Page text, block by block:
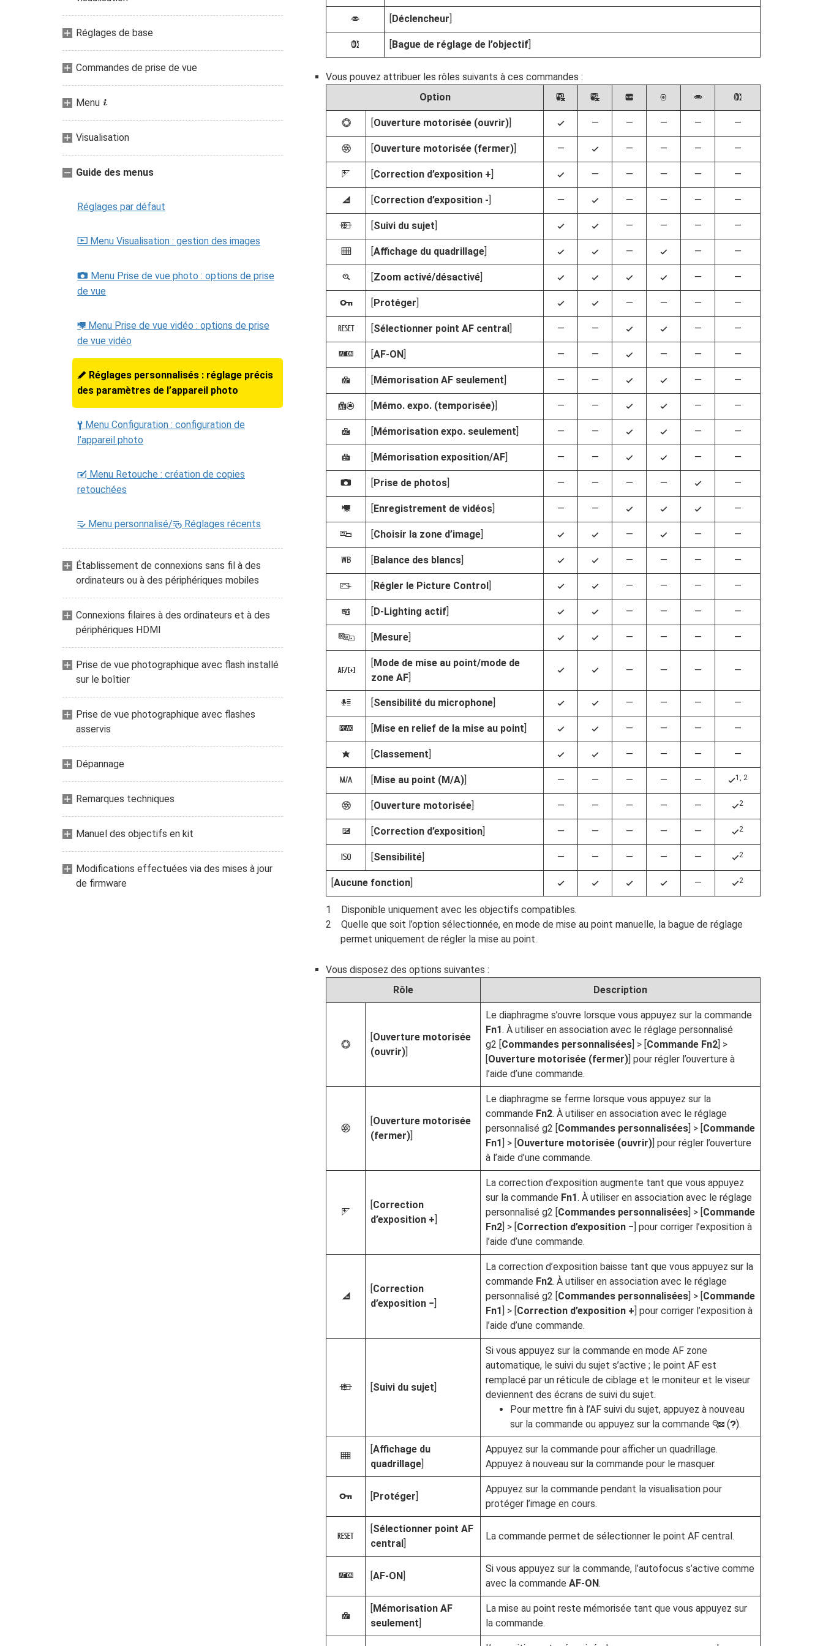
Réglages de base
Commandes de prise de vue
Menu i
Visualisation
Guide des menus
Réglages par défaut
D Menu Visualisation : gestion des images
C Menu Prise de vue photo : options de prise
de vue
1 Menu Prise de vue vidéo : options de prise
de vue vidéo
A Réglages personnalisés : réglage précis
des paramètres de l’appareil photo
B Menu Configuration : configuration de
l’appareil photo
N Menu Retouche : création de copies
retouchées
O Menu personnalisé/m Réglages récents
Établissement de connexions sans fil à des
ordinateurs ou à des périphériques mobiles
Connexions filaires à des ordinateurs et à des
périphériques HDMI
Prise de vue photographique avec flash installé
sur le boîtier
Prise de vue photographique avec flashes
asservis
Dépannage
Remarques techniques
Manuel des objectifs en kit
Modifications effectuées via des mises à jour
de firmware
G [Déclencheur]
l [Bague de réglage de l’objectif]
Vous pouvez attribuer les rôles suivants à ces commandes :
Option
w y V 8 G l
t [Ouverture motorisée (ouvrir)] 4 — — — — —
q [Ouverture motorisée (fermer)] — 4 — — — —
i [Correction d’exposition +] 4 — — — — —
h [Correction d’exposition -] — 4 — — — —
n [Suivi du sujet] 4 4 — — — —
b [Affichage du quadrillage] 4 4 — 4 — —
p [Zoom activé/désactivé] 4 4 4 4 — —
g [Protéger] 4 4 — — — —
K [Sélectionner point AF central] — — 4 4 — —
A [AF‑ON] — — 4 — — —
F [Mémorisation AF seulement] — — 4 4 — —
E [Mémo. expo. (temporisée)] — — 4 4 — —
C [Mémorisation expo. seulement] — — 4 4 — —
B [Mémorisation exposition/AF] — — 4 4 — —
C [Prise de photos] — — — — 4 —
1 [Enregistrement de vidéos] — — 4 4 4 —
J [Choisir la zone d’image] 4 4 — 4 — —
m [Balance des blancs] 4 4 — — — —
h [Régler le Picture Control] 4 4 — — — —
y [D‑Lighting actif] 4 4 — — — —
w [Mesure] 4 4 — — — —
z
[Mode de mise au point/mode de
zone AF]
4 4 — — — —
H [Sensibilité du microphone] 4 4 — — — —
W [Mise en relief de la mise au point] 4 4 — — — —
c [Classement] 4 4 — — — —
X [Mise au point (M/A)] — — — — — 41, 2
q [Ouverture motorisée] — — — — — 42
E [Correction d’exposition] — — — — — 42
9 [Sensibilité] — — — — — 42
[Aucune fonction] 4 4 4 4 — 42
Disponible uniquement avec les objectifs compatibles.
Quelle que soit l’option sélectionnée, en mode de mise au point manuelle, la bague de réglage
permet uniquement de régler la mise au point.
Vous disposez des options suivantes :
Rôle
Description
t
[Ouverture motorisée
(ouvrir)]
Le diaphragme s’ouvre lorsque vous appuyez sur la commande
Fn1. À utiliser en association avec le réglage personnalisé
g2 [Commandes personnalisées] > [Commande Fn2] >
[Ouverture motorisée (fermer)] pour régler l’ouverture à
l’aide d’une commande.
q
[Ouverture motorisée
(fermer)]
Le diaphragme se ferme lorsque vous appuyez sur la
commande Fn2. À utiliser en association avec le réglage
personnalisé g2 [Commandes personnalisées] > [Commande
Fn1] > [Ouverture motorisée (ouvrir)] pour régler l’ouverture
à l’aide d’une commande.
i
[Correction
d’exposition +]
La correction d’exposition augmente tant que vous appuyez
sur la commande Fn1. À utiliser en association avec le réglage
personnalisé g2 [Commandes personnalisées] > [Commande
Fn2] > [Correction d’exposition −] pour corriger l’exposition à
l’aide d’une commande.
h
[Correction
d’exposition −]
La correction d’exposition baisse tant que vous appuyez sur la
commande Fn2. À utiliser en association avec le réglage
personnalisé g2 [Commandes personnalisées] > [Commande
Fn1] > [Correction d’exposition +] pour corriger l’exposition à
l’aide d’une commande.
n [Suivi du sujet]
Si vous appuyez sur la commande en mode AF zone
automatique, le suivi du sujet s’active ; le point AF est
remplacé par un réticule de ciblage et le moniteur et le viseur
deviennent des écrans de suivi du sujet.
Pour mettre fin à l’AF suivi du sujet, appuyez à nouveau
sur la commande ou appuyez sur la commande W (Q).
b
[Affichage du
quadrillage]
Appuyez sur la commande pour afficher un quadrillage.
Appuyez à nouveau sur la commande pour le masquer.
g [Protéger]
Appuyez sur la commande pendant la visualisation pour
protéger l’image en cours.
K
[Sélectionner point AF
central]
La commande permet de sélectionner le point AF central.
A [AF‑ON]
Si vous appuyez sur la commande, l’autofocus s’active comme
avec la commande AF‑ON.
F
[Mémorisation AF
seulement]
La mise au point reste mémorisée tant que vous appuyez sur
la commande.